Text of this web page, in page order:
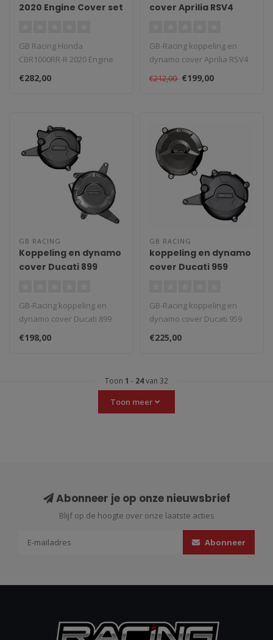
2020 Engine Cover set
GB Racing Honda
CBR1000RR-R 2020 Engine
Cover set. GB Racing
Crashprotectie voor..
€282,00
cover Aprilia RSV4
GB-Racing koppeling en
dynamo cover Aprilia RSV4
2009- / Tuono V4.
Revolutionair..
€212,00 €199,00
GB RACING
Koppeling en dynamo
cover Ducati 899
GB-Racing koppeling en
dynamo cover Ducati 899
Panigale '14- GB-racing
engine co..
€198,00
GB RACING
koppeling en dynamo
cover Ducati 959
GB-Racing koppeling en
dynamo cover Ducati 959
Panigale '16-. Revolutionair
€225,00
Toon 1 - 24van 32
Toon meer
Abonneer je op onze nieuwsbrief
Blijf op de hoogte over onze laatste acties
Abonneer